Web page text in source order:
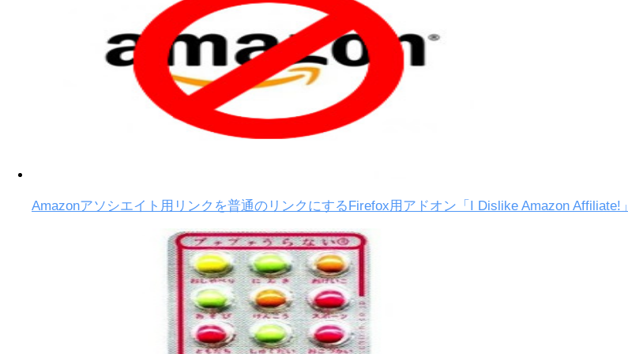
Amazonアソシエイト用リンクを普通のリンクにするFirefox用アドオン「I Dislike Amazon Affiliate!」